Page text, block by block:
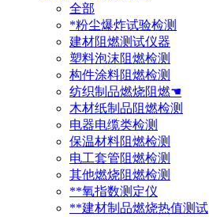
全部
*粉尘爆炸试验检测
建材阻燃测试仪器
塑料泡沫阻燃检测
构件涂料阻燃检测
纺织制品燃烧阻燃☚
木材纸制品阻燃检测
电器电缆类检测
保温材料阻燃检测
电工套管阻燃检测
其他燃烧阻燃检测
**氧指数测定仪
**建材制品燃烧热值测试